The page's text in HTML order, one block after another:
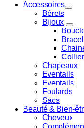
Accessoires
Bérets
Bijoux
Chapeaux
Eventails
Eventails
Foulards
Sacs
Beauté & Bien-
Cheveux